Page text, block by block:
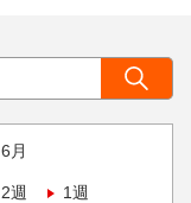
6月
2週 1週